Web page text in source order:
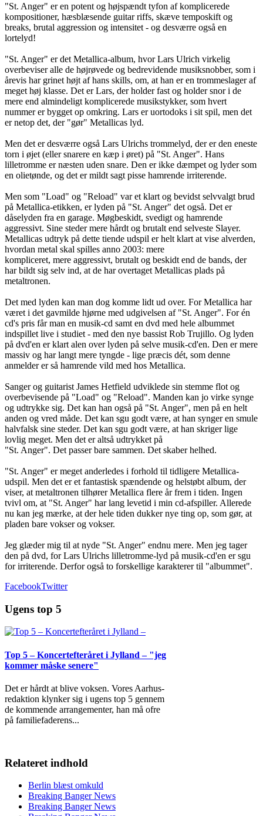
"St. Anger" er en potent og højspændt tyfon af komplicerede
kompositioner, hæsblæsende guitar riffs, skæve temposkift og
breaks, brutal aggression og intensitet - og desværre også en
lortelyd!
"St. Anger" er det Metallica-album, hvor Lars Ulrich virkelig
overbeviser alle de højrøvede og bedrevidende musiksnobber, som i
årevis har grinet højt af hans skills, om, at han er en trommeslager af
meget høj klasse. Det er Lars, der holder fast og holder snor i de
mere end almindeligt komplicerede musikstykker, som hvert
nummer er bygget op omkring. Lars er uortodoks i sit spil, men det
er netop det, der "gør" Metallicas lyd.
Men det er desværre også Lars Ulrichs trommelyd, der er den eneste
torn i øjet (eller snarere en kæp i øret) på "St. Anger". Hans
lilletromme er næsten uden snare. Den er ikke dæmpet og lyder som
en olietønde, og det er mildt sagt pisse hamrende irriterende.
Men som "Load" og "Reload" var et klart og bevidst selvvalgt brud
på Metallica-etikken, er lyden på "St. Anger" det også. Det er
dåselyden fra en garage. Møgbeskidt, svedigt og hamrende
aggressivt. Sine steder mere hårdt og brutalt end selveste Slayer.
Metallicas udtryk på dette tiende udspil er helt klart at vise alverden,
hvordan metal skal spilles anno 2003: mere
kompliceret, mere aggressivt, brutalt og beskidt end de bands, der
har bildt sig selv ind, at de har overtaget Metallicas plads på
metaltronen.
Det med lyden kan man dog komme lidt ud over. For Metallica har
været i det gavmilde hjørne med udgivelsen af "St. Anger". For én
cd's pris får man en musik-cd samt en dvd med hele albummet
indspillet live i studiet - med den nye bassist Rob Trujillo. Og lyden
på dvd'en er klart alen over lyden på selve musik-cd'en. Den er mere
massiv og har langt mere tyngde - lige præcis dét, som denne
anmelder er så hamrende vild med hos Metallica.
Sanger og guitarist James Hetfield udviklede sin stemme flot og
overbevisende på "Load" og "Reload". Manden kan jo virke synge
og udtrykke sig. Det kan han også på "St. Anger", men på en helt
anden og vred måde. Det kan sgu godt være, at han synger en smule
halvfalsk sine steder. Det kan sgu godt være, at han skriger lige
lovlig meget. Men det er altså udtrykket på
"St. Anger". Det passer bare sammen. Det skaber helhed.
"St. Anger" er meget anderledes i forhold til tidligere Metallica-
udspil. Men det er et fantastisk spændende og helstøbt album, der
viser, at metaltronen tilhører Metallica flere år frem i tiden. Ingen
tvivl om, at "St. Anger" har lang levetid i min cd-afspiller. Allerede
nu kan jeg mærke, at der hele tiden dukker nye ting op, som gør, at
pladen bare vokser og vokser.
Jeg glæder mig til at nyde "St. Anger" endnu mere. Men jeg tager
den på dvd, for Lars Ulrichs lilletromme-lyd på musik-cd'en er sgu
for irriterende. Derfor også to forskellige karakterer til "albummet".
FacebookTwitter
Ugens top 5
Top 5 – Koncertefteråret i Jylland – "jeg
kommer måske senere"
Det er hårdt at blive voksen. Vores Aarhus-
redaktion klynker sig i ugens top 5 gennem
de kommende arrangementer, han må ofre
på familiefaderens...
Relateret indhold
Berlin blæst omkuld
Breaking Banger News
Breaking Banger News